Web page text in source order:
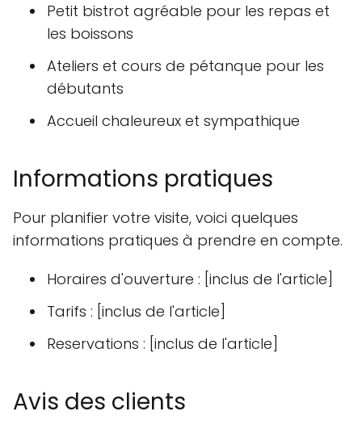
Petit bistrot agréable pour les repas et
les boissons
Ateliers et cours de pétanque pour les
débutants
Accueil chaleureux et sympathique
Informations pratiques
Pour planifier votre visite, voici quelques
informations pratiques à prendre en compte.
Horaires d'ouverture : [inclus de l'article]
Tarifs : [inclus de l'article]
Reservations : [inclus de l'article]
Avis des clients